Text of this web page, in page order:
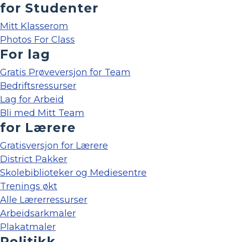
for Studenter
Mitt Klasserom
Photos For Class
For lag
Gratis Prøveversjon for Team
Bedriftsressurser
Lag for Arbeid
Bli med Mitt Team
for Lærere
Gratisversjon for Lærere
District Pakker
Skolebiblioteker og Mediesentre
Trenings økt
Alle Lærerressurser
Arbeidsarkmaler
Plakatmaler